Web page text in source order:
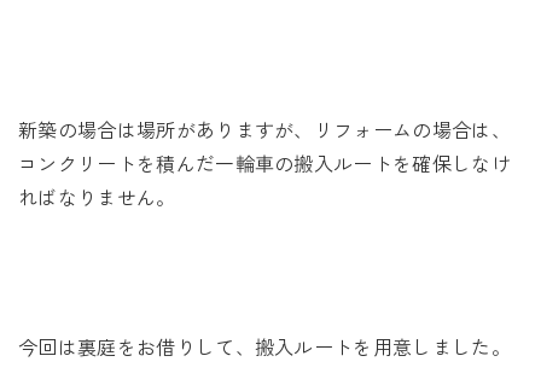
新築の場合は場所がありますが、リフォームの場合は、
コンクリートを積んだ一輪車の搬入ルートを確保しなけ
ればなりません。
今回は裏庭をお借りして、搬入ルートを用意しました。